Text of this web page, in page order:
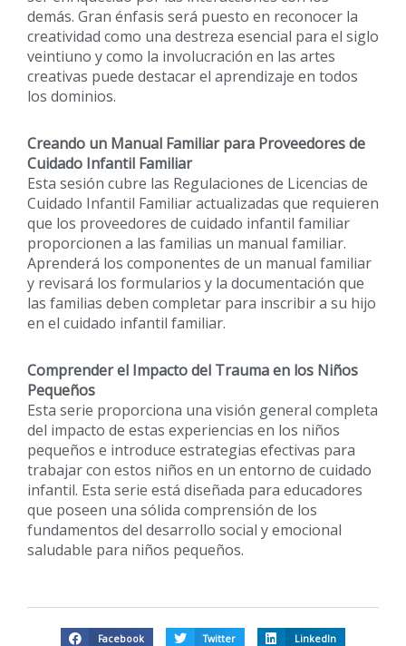
demás. Gran énfasis será puesto en reconocer la
creatividad como una destreza esencial para el siglo
veintiuno y como la involucración en las artes
creativas puede destacar el aprendizaje en todos
los dominios.
Creando un Manual Familiar para Proveedores de
Cuidado Infantil Familiar
Esta sesión cubre las Regulaciones de Licencias de
Cuidado Infantil Familiar actualizadas que requieren
que los proveedores de cuidado infantil familiar
proporcionen a las familias un manual familiar.
Aprenderá los componentes de un manual familiar
y revisará los formularios y la documentación que
las familias deben completar para inscribir a su hijo
en el cuidado infantil familiar.
Comprender el Impacto del Trauma en los Niños
Pequeños
Esta serie proporciona una visión general completa
del impacto de estas experiencias en los niños
pequeños e introduce estrategias efectivas para
trabajar con estos niños en un entorno de cuidado
infantil. Esta serie está diseñada para educadores
que poseen una sólida comprensión de los
fundamentos del desarrollo social y emocional
saludable para niños pequeños.
Facebook Twitter LinkedIn